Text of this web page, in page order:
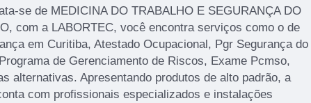
se de MEDICINA DO TRABALHO E SEGURANÇA DO
com a LABORTEC, você encontra serviços como o de
em Curitiba, Atestado Ocupacional, Pgr Segurança do
de Gerenciamento de Riscos, Exame Pcmso,
alternativas. Apresentando produtos de alto padrão, a
com profissionais especializados e instalações